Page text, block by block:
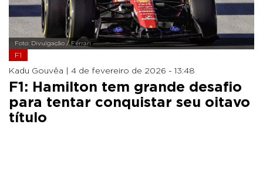
Foto: Divulgação / Ferrari
F1
Kadu Gouvêa | 4 de fevereiro de 2026 - 13:48
F1: Hamilton tem grande desafio
para tentar conquistar seu oitavo
título